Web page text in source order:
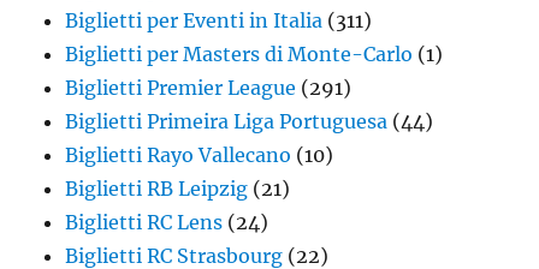
Biglietti per Eventi in Italia (311)
Biglietti per Masters di Monte-Carlo (1)
Biglietti Premier League (291)
Biglietti Primeira Liga Portuguesa (44)
Biglietti Rayo Vallecano (10)
Biglietti RB Leipzig (21)
Biglietti RC Lens (24)
Biglietti RC Strasbourg (22)